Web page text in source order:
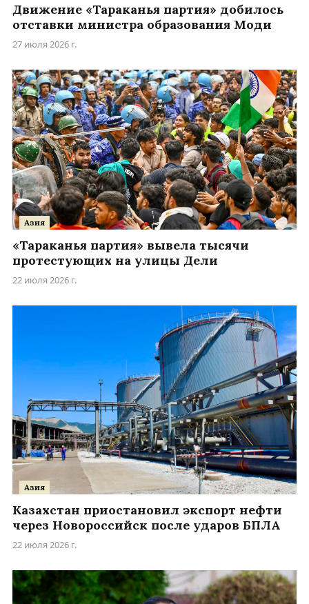
Движение «Тараканья партия» добилось
отставки министра образования Моди
27 июля 2026 г.
Азия
«Тараканья партия» вывела тысячи
протестующих на улицы Дели
22 июля 2026 г.
Азия
Казахстан приостановил экспорт нефти
через Новороссийск после ударов БПЛА
22 июля 2026 г.